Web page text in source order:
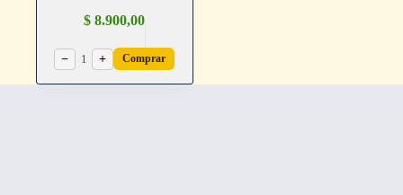
$ 8.900,00
− 1 + Comprar